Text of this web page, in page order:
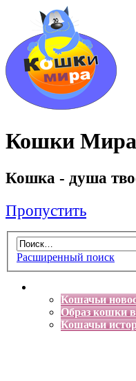
Кошки Мира
Кошка - душа
Пропустить
Расширенный поиск
Кошачьи
Образ кошки в
Кошачьи